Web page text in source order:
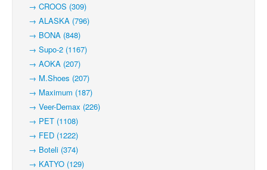
→ CROOS (309)
→ ALASKA (796)
→ BONA (848)
→ Supo-2 (1167)
→ AOKA (207)
→ M.Shoes (207)
→ Maximum (187)
→ Veer-Demax (226)
→ PET (1108)
→ FED (1222)
→ Boteli (374)
→ KATYO (129)